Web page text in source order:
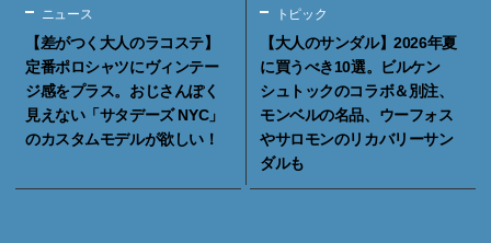
ニュース
【差がつく大人のラコステ】
定番ポロシャツにヴィンテー
ジ感をプラス。おじさんぽく
見えない「サタデーズ NYC」
のカスタムモデルが欲しい！
トピック
【大人のサンダル】2026年夏
に買うべき10選。ビルケン
シュトックのコラボ＆別注、
モンベルの名品、ウーフォス
やサロモンのリカバリーサン
ダルも